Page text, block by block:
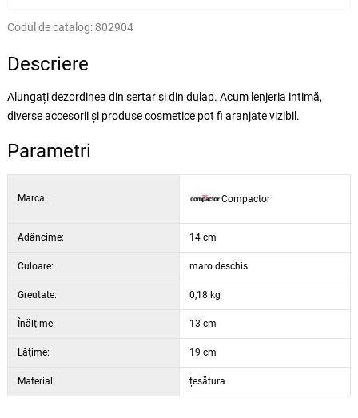
Codul de catalog: 802904
Descriere
Alungați dezordinea din sertar și din dulap. Acum lenjeria intimă,
diverse accesorii și produse cosmetice pot fi aranjate vizibil.
Parametri
Marca: Compactor
Adâncime: 14 cm
Culoare: maro deschis
Greutate: 0,18 kg
Înălţime: 13 cm
Lăţime: 19 cm
Material: țesătura